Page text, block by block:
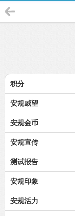
积分
安规威望
安规金币
安规宣传
测试报告
安规印象
安规活力